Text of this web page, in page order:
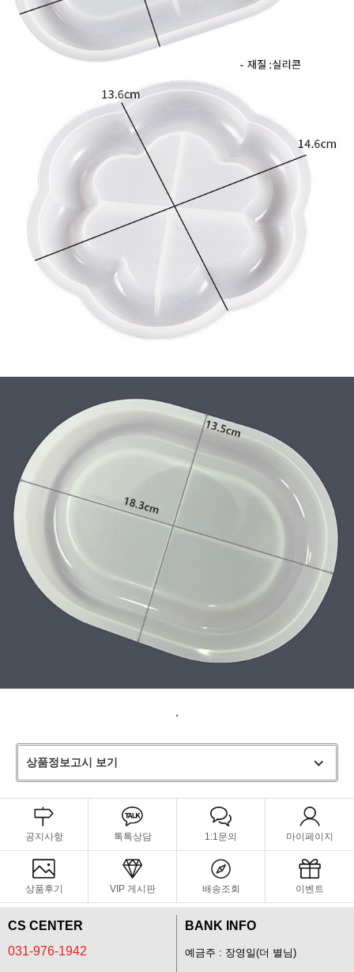
.
상품정보고시 보기
공지사항 톡톡상담 1:1문의 마이페이지
상품후기 VIP 게시판 배송조회 이벤트
CS CENTER
031-976-1942
BANK INFO
예금주 : 장영일(더 별님)